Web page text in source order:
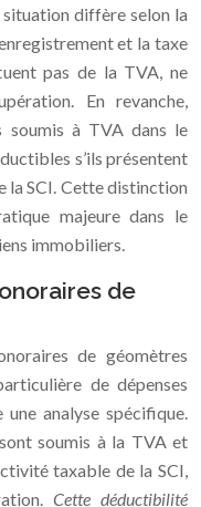
diffère selon la
et la taxe
pas de la TVA, ne
En revanche,
soumis à TVA dans le
s’ils présentent
la SCI. Cette distinction
majeure dans le
immobiliers.
de
de géomètres
de dépenses
analyse spécifique.
soumis à la TVA et
taxable de la SCI,
Cette déductibilité